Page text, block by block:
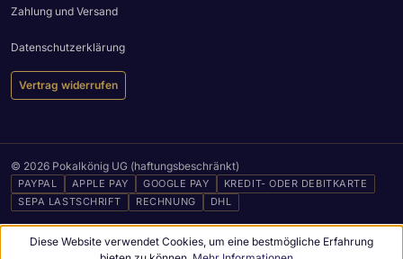
Zahlung und Versand
Datenschutzerklärung
Vertrag widerrufen
© 2026 Pokalkönig UG (haftungsbeschränkt)
PAYPAL APPLE PAY GOOGLE PAY
KREDIT- ODER DEBITKARTE
SEPA LASTSCHRIFT
RECHNUNG DHL
Diese Website verwendet Cookies, um eine bestmögliche Erfahrung